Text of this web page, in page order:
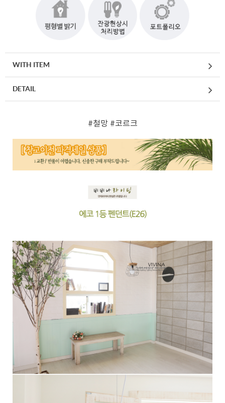
페이코 ID로 페
PAYCO 바로구매
WITH ITEM
DETAIL
#철망 #코르크